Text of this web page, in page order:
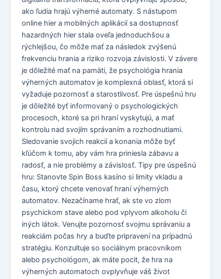
ako ľudia hrajú výherné automaty. S nástupom
online hier a mobilných aplikácií sa dostupnosť
hazardných hier stala oveľa jednoduchšou a
rýchlejšou, čo môže mať za následok zvýšenú
frekvenciu hrania a riziko rozvoja závislosti. V závere
je dôležité mať na pamäti, že psychológia hrania
výherných automatov je komplexná oblasť, ktorá si
vyžaduje pozornosť a starostlivosť. Pre úspešnú hru
je dôležité byť informovaný o psychologických
procesoch, ktoré sa pri hraní vyskytujú, a mať
kontrolu nad svojím správaním a rozhodnutiami.
Sledovanie svojich reakcií a konania môže byť
kľúčom k tomu, aby vám hra priniesla zábavu a
radosť, a nie problémy a závislosť. Tipy pre úspešnú
hru: Stanovte Spin Boss kasíno si limity vkladu a
času, ktorý chcete venovať hraní výherných
automatov. Nezačíname hrať, ak ste vo zlom
psychickom stave alebo pod vplyvom alkoholu či
iných látok. Venujte pozornosť svojmu správaniu a
reakciám počas hry a buďte pripravení na prípadnú
stratégiu. Konzultuje so sociálnym pracovníkom
alebo psychológom, ak máte pocit, že hra na
výherných automatoch ovplyvňuje váš život